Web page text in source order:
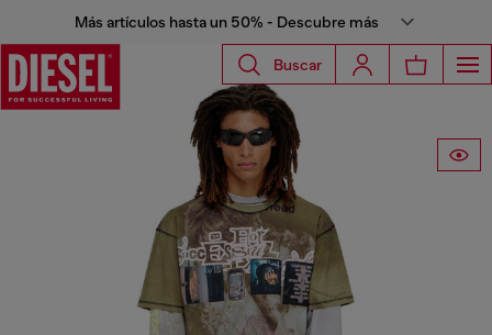
Más artículos hasta un 50% - Descubre más
Buscar